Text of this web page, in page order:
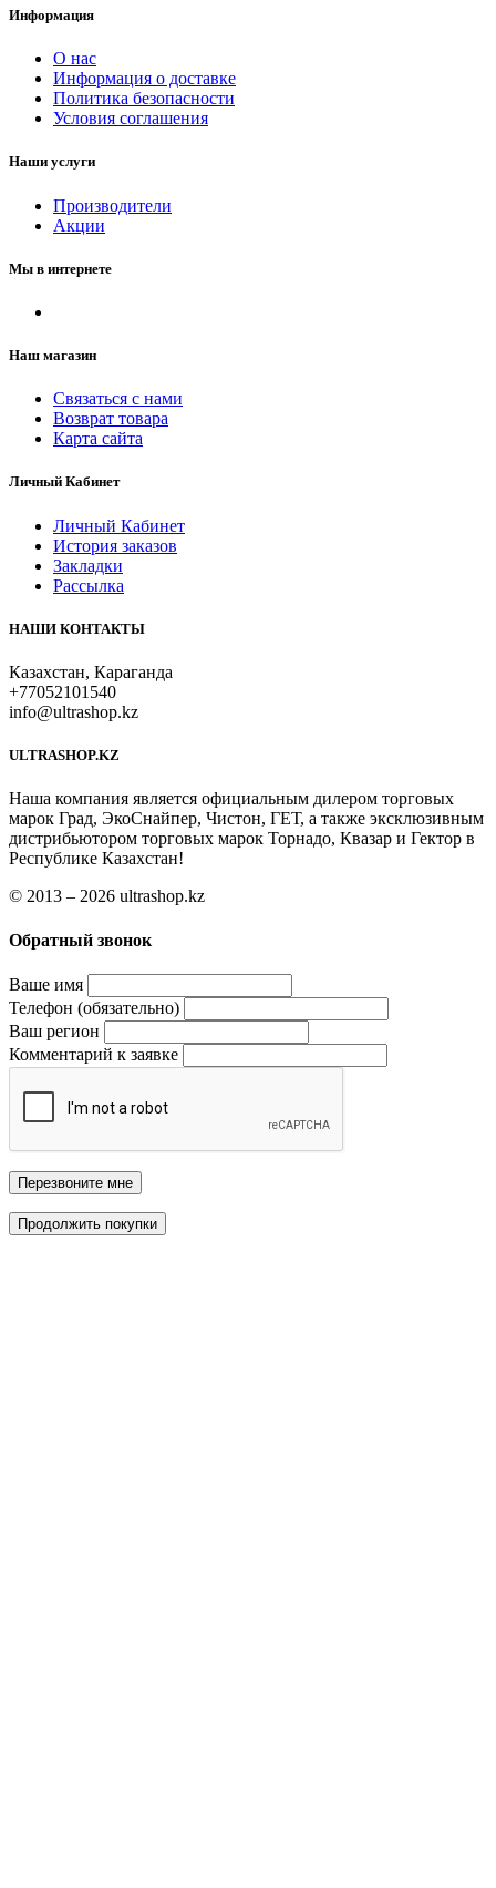
Информация
О нас
Информация о доставке
Политика безопасности
Условия соглашения
Наши услуги
Производители
Акции
Мы в интернете
Наш магазин
Связаться с нами
Возврат товара
Карта сайта
Личный Кабинет
Личный Кабинет
История заказов
Закладки
Рассылка
НАШИ КОНТАКТЫ
Казахстан, Караганда
+77052101540
info@ultrashop.kz
ULTRASHOP.KZ
Наша компания является официальным дилером торговых
марок Град, ЭкоСнайпер, Чистон, ГЕТ, а также эксклюзивным
дистрибьютором торговых марок Торнадо, Квазар и Гектор в
Республике Казахстан!
© 2013 – 2026 ultrashop.kz
Обратный звонок
Ваше имя
Телефон (обязательно)
Ваш регион
Комментарий к заявке
Перезвоните мне
Продолжить покупки